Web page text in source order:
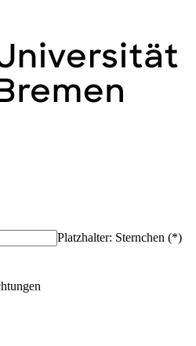
Platzhalter: Sternchen (*)